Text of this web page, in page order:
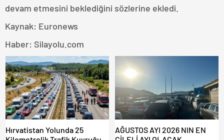
devam etmesini beklediğini sözlerine ekledi.
Kaynak: Euronews
Haber: Silayolu.com
Hırvatistan Yolunda 25
AĞUSTOS AYI 2026 NIN EN